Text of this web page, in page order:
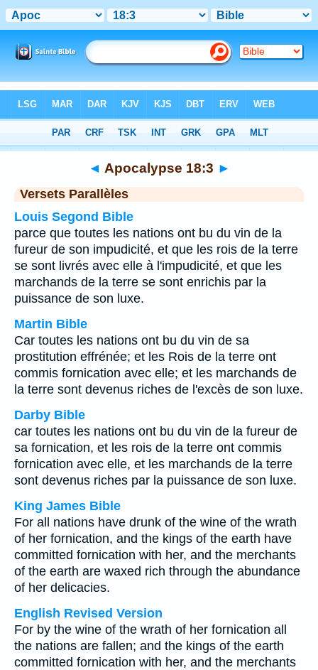
Chapitre 18 > Verset 3
◄ Apocalypse 18:3 ►
Versets Parallèles
Louis Segond Bible
parce que toutes les nations ont bu du vin de la
fureur de son impudicité, et que les rois de la terre
se sont livrés avec elle à l'impudicité, et que les
marchands de la terre se sont enrichis par la
puissance de son luxe.
Martin Bible
Car toutes les nations ont bu du vin de sa
prostitution effrénée; et les Rois de la terre ont
commis fornication avec elle; et les marchands de
la terre sont devenus riches de l'excès de son luxe.
Darby Bible
car toutes les nations ont bu du vin de la fureur de
sa fornication, et les rois de la terre ont commis
fornication avec elle, et les marchands de la terre
sont devenus riches par la puissance de son luxe.
King James Bible
For all nations have drunk of the wine of the wrath
of her fornication, and the kings of the earth have
committed fornication with her, and the merchants
of the earth are waxed rich through the abundance
of her delicacies.
English Revised Version
For by the wine of the wrath of her fornication all
the nations are fallen; and the kings of the earth
committed fornication with her, and the merchants